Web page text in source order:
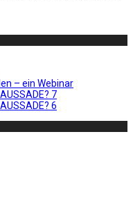
– ein Webinar
7
6